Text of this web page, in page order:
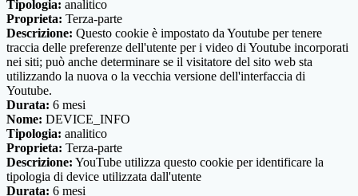
Tipologia: analitico
Proprieta: Terza-parte
Descrizione: Questo cookie è impostato da Youtube per tenere
traccia delle preferenze dell'utente per i video di Youtube incorporati
nei siti; può anche determinare se il visitatore del sito web sta
utilizzando la nuova o la vecchia versione dell'interfaccia di
Youtube.
Durata: 6 mesi
Nome: DEVICE_INFO
Tipologia: analitico
Proprieta: Terza-parte
Descrizione: YouTube utilizza questo cookie per identificare la
tipologia di device utilizzata dall'utente
Durata: 6 mesi